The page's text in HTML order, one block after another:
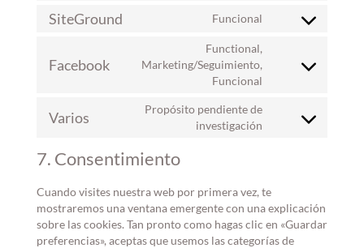
service
SiteGround Funcional
Consent
siteground
Facebook
Functional,
Marketing/Seguimiento,
Funcional
Consent
facebook
Varios
Propósito pendiente de
investigación
Consent
7. Consentimiento
Cuando visites nuestra web por primera vez, te
mostraremos una ventana emergente con una explicación
sobre las cookies. Tan pronto como hagas clic en «Guardar
preferencias», aceptas que usemos las categorías de